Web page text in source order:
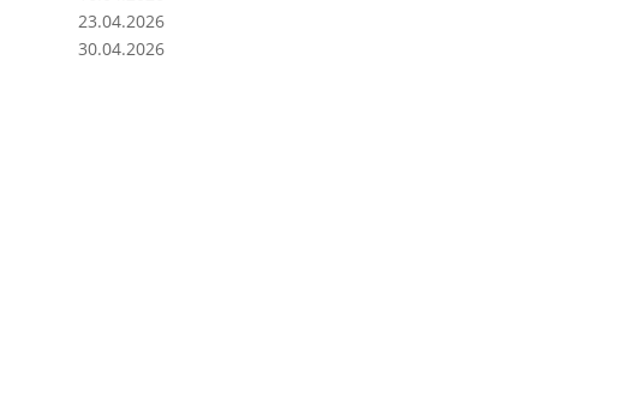
23.04.2026
30.04.2026